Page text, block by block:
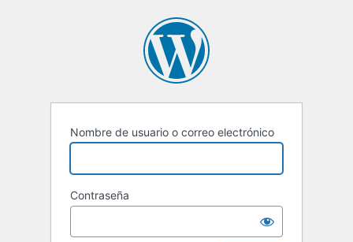
Nombre de usuario o correo electrónico
Contraseña